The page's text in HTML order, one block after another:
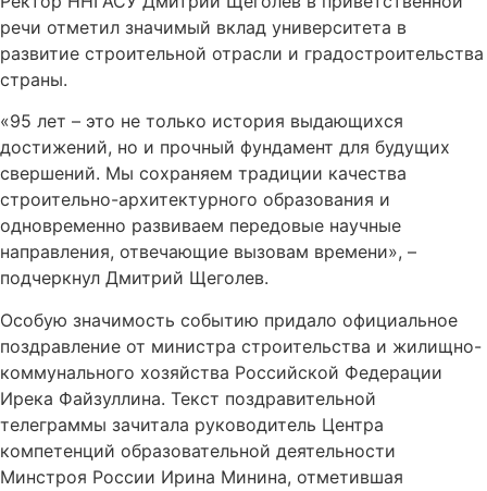
речи отметил значимый вклад университета в
развитие строительной отрасли и градостроительства
страны.
«95 лет – это не только история выдающихся
достижений, но и прочный фундамент для будущих
свершений. Мы сохраняем традиции качества
строительно-архитектурного образования и
одновременно развиваем передовые научные
направления, отвечающие вызовам времени», –
подчеркнул Дмитрий Щеголев.
Особую значимость событию придало официальное
поздравление от министра строительства и жилищно-
коммунального хозяйства Российской Федерации
Ирека Файзуллина. Текст поздравительной
телеграммы зачитала руководитель Центра
компетенций образовательной деятельности
Минстроя России Ирина Минина, отметившая